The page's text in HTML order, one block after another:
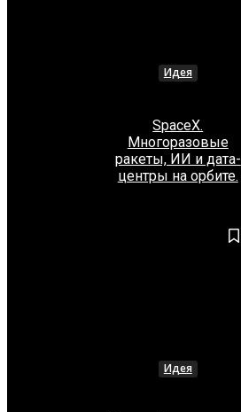
Идея
SpaceX.
Многоразовые
ракеты, ИИ и дата-
центры на орбите.
Идея